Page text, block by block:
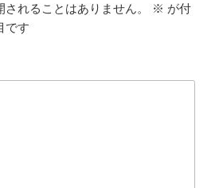
れることはありません。 ※ が付
です